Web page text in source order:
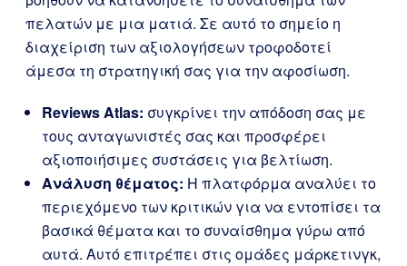
πελατών με μια ματιά. Σε αυτό το σημείο η
διαχείριση των αξιολογήσεων τροφοδοτεί
άμεσα τη στρατηγική σας για την αφοσίωση.
Reviews Atlas: συγκρίνει την απόδοση σας με
τους ανταγωνιστές σας και προσφέρει
αξιοποιήσιμες συστάσεις για βελτίωση.
Ανάλυση θέματος: Η πλατφόρμα αναλύει το
περιεχόμενο των κριτικών για να εντοπίσει τα
βασικά θέματα και το συναίσθημα γύρω από
αυτά. Αυτό επιτρέπει στις ομάδες μάρκετινγκ,